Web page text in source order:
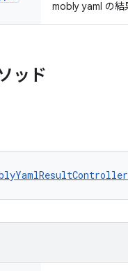
mobly yaml の結
ッド